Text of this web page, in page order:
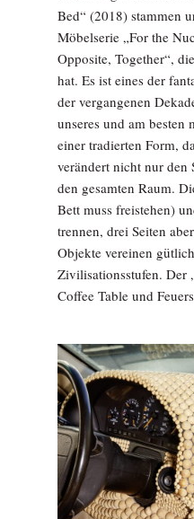
Bed“ (2018) stammen
Möbelserie „For the
Opposite, Together“,
hat. Es ist eines der
der vergangenen
unseres und am
einer tradierten Form,
verändert nicht nur den
den gesamten Raum.
Bett muss freistehen)
trennen, drei Seiten
Objekte vereinen
Zivilisationsstufen. Der
Coffee Table und